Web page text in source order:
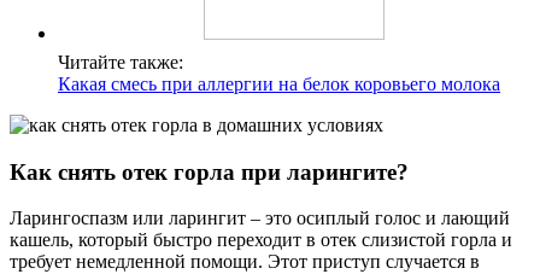
Читайте также:
Какая смесь при аллергии на белок коровьего молока
Как снять отек горла при ларингите?
Ларингоспазм или ларингит – это осиплый голос и лающий
кашель, который быстро переходит в отек слизистой горла и
требует немедленной помощи. Этот приступ случается в